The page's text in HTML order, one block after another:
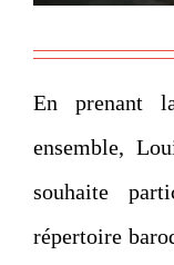
En prenant
ensemble,
souhaite
répertoire